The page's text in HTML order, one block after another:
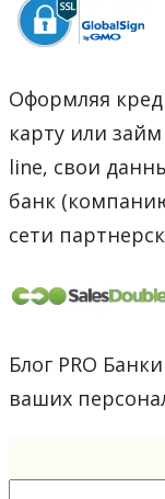
Оформляя
карту или
line, свои
банк
сети
Блог PRO
ваших